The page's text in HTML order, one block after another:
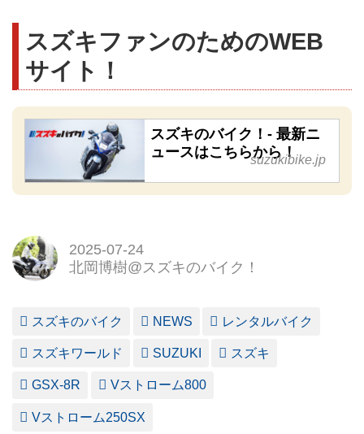
スズキファンのためのWEB
サイト！
スズキのバイク！- 最新ニ
ュースはこちらから！
suzukibike.jp
2025-07-24
北岡博樹@スズキのバイク！
スズキのバイク NEWS レンタルバイク
スズキワールド SUZUKI スズキ
GSX-8R Vストローム800
Vストローム250SX